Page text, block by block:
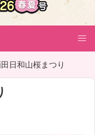
日和山桜まつり